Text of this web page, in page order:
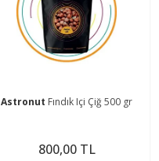
Astronut Fındık Içi Çiğ 500 gr
800,00 TL